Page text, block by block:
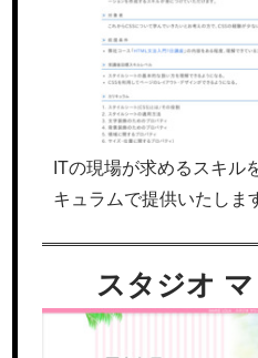
ITの現場が求めるスキル
キュラムで提供いたしま
スタジオ